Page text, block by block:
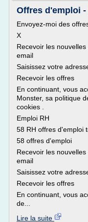
Offres d'emploi
Envoyez-moi des
X
Recevoir les
email
Saisissez votre
Recevoir les offres
En continuant, vous
Monster, sa politique
cookies .
Emploi RH
58 RH offres d'emploi
58 offres d'emploi
Recevoir les
email
Saisissez votre
Recevoir les offres
En continuant, vous
de...
Lire la suite